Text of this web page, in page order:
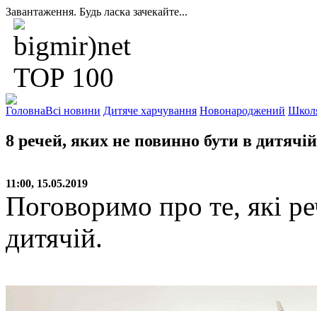
Завантаження. Будь ласка зачекайте...
ГоловнаВсі новини Дитяче харчування Новонароджений
8 речей, яких не повинно бути в дитячій
11:00, 15.05.2019
Поговоримо про те, які
дитячій.